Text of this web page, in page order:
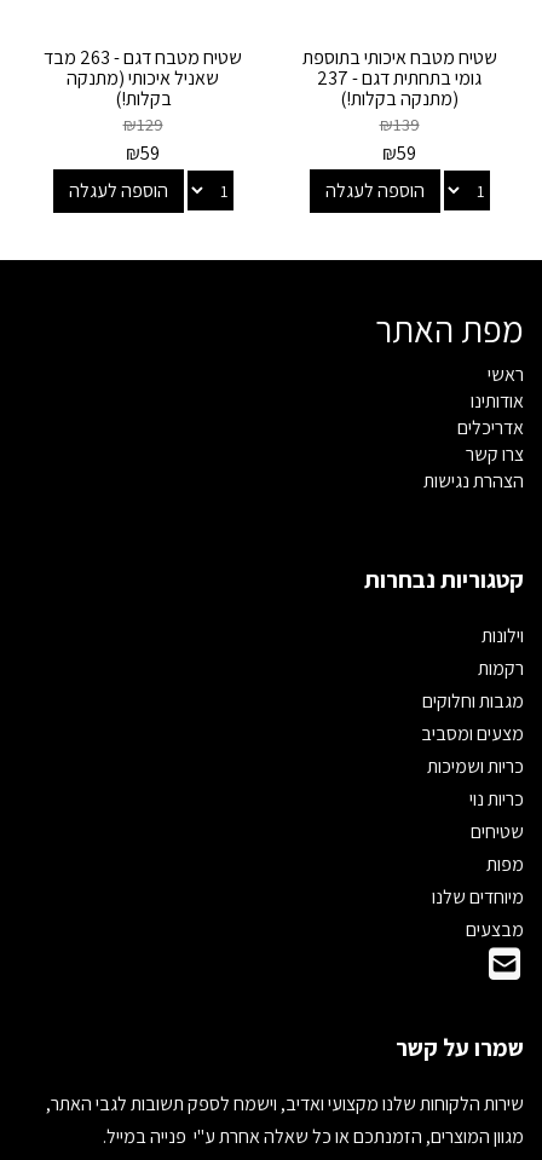
שטיח מטבח איכותי בתוספת
גומי בתחתית דגם - 237
(מתנקה בקלות!)
₪139
₪59
הוספה לעגלה
שטיח מטבח דגם - 263 מבד
שאניל איכותי (מתנקה
בקלות!)
₪129
₪59
הוספה לעגלה
מפת האתר
ראשי
אודותינו
אדריכלים
צרו קשר
הצהרת נגישות
קטגוריות נבחרות
וילונות
רקמות
מגבות וחלוקים
מצעים ומסביב
כריות ושמיכות
כריות נוי
שטיחים
מפות
מיוחדים שלנו
מבצעים
שמרו על קשר
שירות הלקוחות שלנו מקצועי ואדיב, וישמח לספק תשובות לגבי האתר,
מגוון המוצרים, הזמנתכם או כל שאלה אחרת ע"י פנייה במייל.